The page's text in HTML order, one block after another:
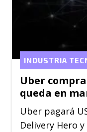
Uber
queda en
INDUSTRIA
Uber pagará
Delivery Hero